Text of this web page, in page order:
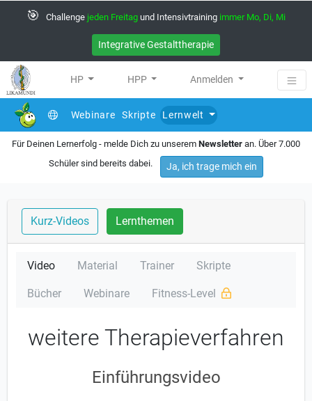
🎯 Challenge jeden Freitag und Intensivtraining immer Mo, Di, Mi
Integrative Gestalttherapie
HP HPP Anmelden
Webinare Skripte Lernwelt
Für Deinen Lernerfolg - melde Dich zu unserem Newsletter an. Über 7.000
Schüler sind bereits dabei.
Ja, ich trage mich ein
Kurz-Videos Lernthemen
Video Material Trainer Skripte
Bücher Webinare Fitness-Level
weitere Therapieverfahren
Einführungsvideo